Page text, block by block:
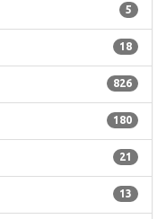
5
18
826
180
21
13